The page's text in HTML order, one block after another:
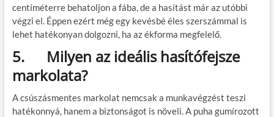
centiméterre behatoljon a fába, de a hasítást már az utóbbi
végzi el. Éppen ezért még egy kevésbé éles szerszámmal is
lehet hatékonyan dolgozni, ha az ékforma megfelelő.
5. Milyen az ideális hasítófejsze
markolata?
A csúszásmentes markolat nemcsak a munkavégzést teszi
hatékonnyá, hanem a biztonságot is növeli. A puha gumírozott